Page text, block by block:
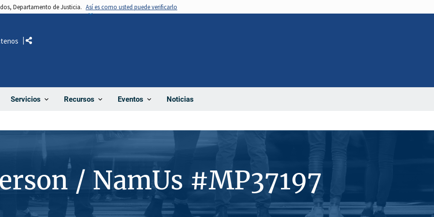
Departamento de Justicia. Así es como usted puede verificarlo
Servicios Recursos Eventos Noticias
Comparte
/ NamUs #MP37197